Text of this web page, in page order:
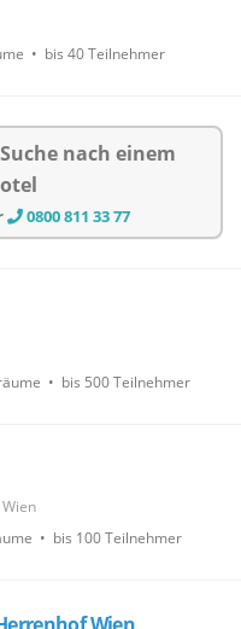
• bis 40 Teilnehmer
nach einem
0800 811 33 77
• bis 500 Teilnehmer
• bis 100 Teilnehmer